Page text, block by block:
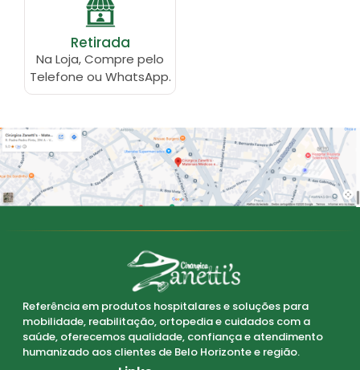
Retirada
Na Loja, Compre pelo
Telefone ou WhatsApp.
Referência em produtos hospitalares e soluções para
mobilidade, reabilitação, ortopedia e cuidados com a
saúde, oferecemos qualidade, confiança e atendimento
humanizado aos clientes de Belo Horizonte e região.